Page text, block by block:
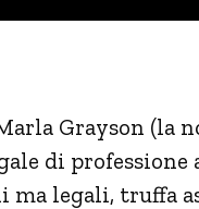
Grayson (la
di
ma legali, truffa